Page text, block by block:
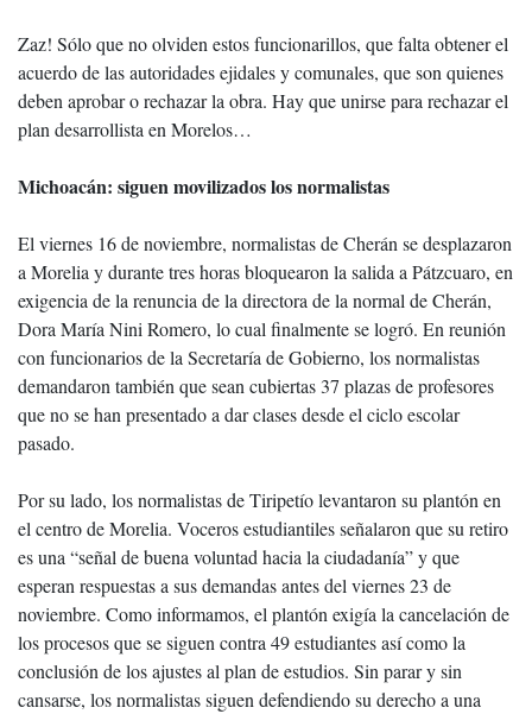
Zaz! Sólo que no olviden estos funcionarillos, que falta obtener el
acuerdo de las autoridades ejidales y comunales, que son quienes
deben aprobar o rechazar la obra. Hay que unirse para rechazar el
plan desarrollista en Morelos…
Michoacán: siguen movilizados los normalistas
El viernes 16 de noviembre, normalistas de Cherán se desplazaron
a Morelia y durante tres horas bloquearon la salida a Pátzcuaro, en
exigencia de la renuncia de la directora de la normal de Cherán,
Dora María Nini Romero, lo cual finalmente se logró. En reunión
con funcionarios de la Secretaría de Gobierno, los normalistas
demandaron también que sean cubiertas 37 plazas de profesores
que no se han presentado a dar clases desde el ciclo escolar
pasado.
Por su lado, los normalistas de Tiripetío levantaron su plantón en
el centro de Morelia. Voceros estudiantiles señalaron que su retiro
es una “señal de buena voluntad hacia la ciudadanía” y que
esperan respuestas a sus demandas antes del viernes 23 de
noviembre. Como informamos, el plantón exigía la cancelación de
los procesos que se siguen contra 49 estudiantes así como la
conclusión de los ajustes al plan de estudios. Sin parar y sin
cansarse, los normalistas siguen defendiendo su derecho a una